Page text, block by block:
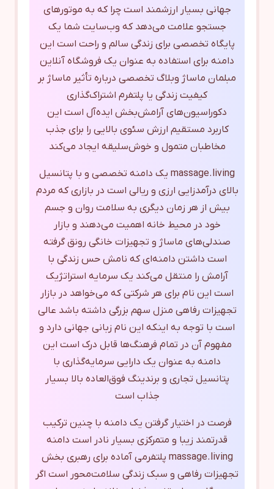
جهانی بسیار ارزشمند است چرا که به موتورهای
جستجو علامت می‌دهد که وب‌سایت شما یک
پایگاه تخصصی برای زندگی سالم و راحت است این
دامنه برای استفاده به عنوان یک فروشگاه آنلاین
مبلمان ماساژ وبلاگ تخصصی درباره تأثیر ماساژ بر
کیفیت زندگی یا پلتفرم اشتراک‌گذاری
دکوراسیون‌های آرامش‌بخش ایده‌آل است این
کاربرد مستقیم ارزش سئوی بالایی را برای جذب
مخاطبان متمول و خوش‌سلیقه ایجاد می‌کند
massage.living یک دامنه تخصصی و با پتانسیل
بالای درآمدزایی ارزی و ریالی است در بازاری که مردم
بیش از هر زمان دیگری به سلامت روان و جسم
خود در محیط خانه اهمیت می‌دهند و بازار
صندلی‌های ماساژ و تجهیزات خانگی رونق گرفته
است داشتن دامنه‌ای که نامش حس زندگی با
آرامش را منتقل می‌کند یک سرمایه استراتژیک
است این نام برای هر شرکتی که می‌خواهد در بازار
تجهیزات رفاهی منزل سهم بزرگی داشته باشد عالی
است با توجه به اینکه این نام زبانی جهانی دارد و
مفهوم آن در تمام فرهنگ‌ها قابل درک است این
دامنه به عنوان یک دارایی سرمایه‌گذاری با
پتانسیل تجاری و برندینگ فوق‌العاده بالا بسیار
جذاب است
فرصت در اختیار گرفتن یک دامنه با چنین ترکیب
قدرتمند زیبا و متمرکزی بسیار نادر است دامنه
massage.living پلتفرمی آماده برای رهبری بخش
تجهیزات رفاهی و سبک زندگی سلامت‌محور است اگر